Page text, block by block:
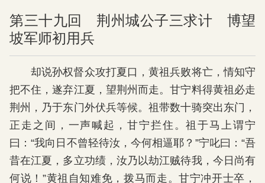
第三十九回 荆州城公子三求计 博望
坡军师初用兵
却说孙权督众攻打夏口，黄祖兵败将亡，情知守
把不住，遂弃江夏，望荆州而走。甘宁料得黄祖必走
荆州，乃于东门外伏兵等候。祖带数十骑突出东门，
正走之间，一声喊起，甘宁拦住。祖于马上谓宁
曰：“我向日不曾轻待汝，今何相逼耶？”宁叱曰：“吾
昔在江夏，多立功绩，汝乃以劫江贼待我，今日尚有
何说！”黄祖自知难免，拨马而走。甘宁冲开士卒，